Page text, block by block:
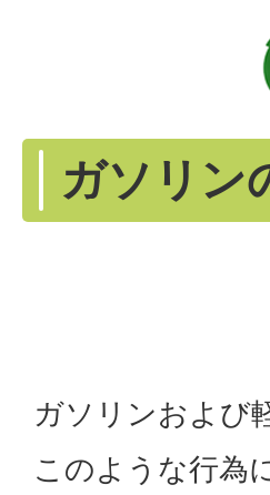
ガソリン
ガソリンおよび
このような行為